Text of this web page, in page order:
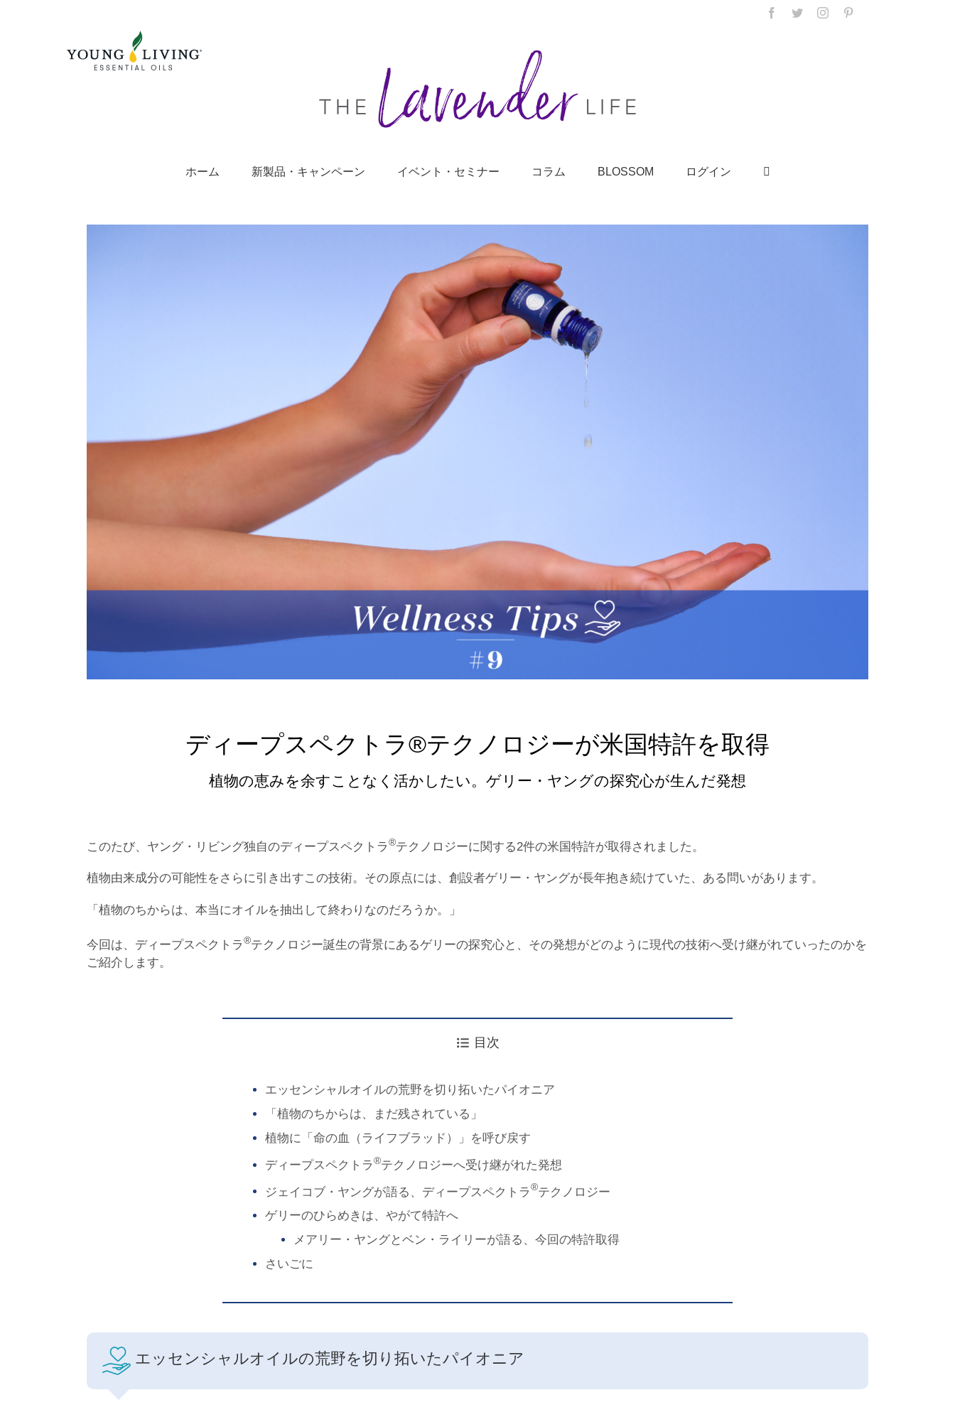
Facebook
TwitterInstagram
ホーム 新製品・キャンペーン イベント・セミナー コラム BLOSSOM ログイン
ディープスペクトラ®テクノロジーが米国特許を取得
植物の恵みを余すことなく活かしたい。ゲリー・ヤングの探究心が生んだ発想
このたび、ヤング・リビング独自のディープスペクトラ®テクノロジーに関する2件の米国特許が取得されました。
植物由来成分の可能性をさらに引き出すこの技術。その原点には、創設者ゲリー・ヤングが長年抱き続けていた、ある問いがあります。
「植物のちからは、本当にオイルを抽出して終わりなのだろうか。」
今回は、ディープスペクトラ®テクノロジー誕生の背景にあるゲリーの探究心と、その発想がどのように現代の技術へ受け継がれていったのかを
ご紹介します。
目次
エッセンシャルオイルの荒野を切り拓いたパイオニア
「植物のちからは、まだ残されている」
植物に「命の血（ライフブラッド）」を呼び戻す
ディープスペクトラ®テクノロジーへ受け継がれた発想
ジェイコブ・ヤングが語る、ディープスペクトラ®テクノロジー
ゲリーのひらめきは、やがて特許へ
メアリー・ヤングとベン・ライリーが語る、今回の特許取得
さいごに
エッセンシャルオイルの荒野を切り拓いたパイオニア